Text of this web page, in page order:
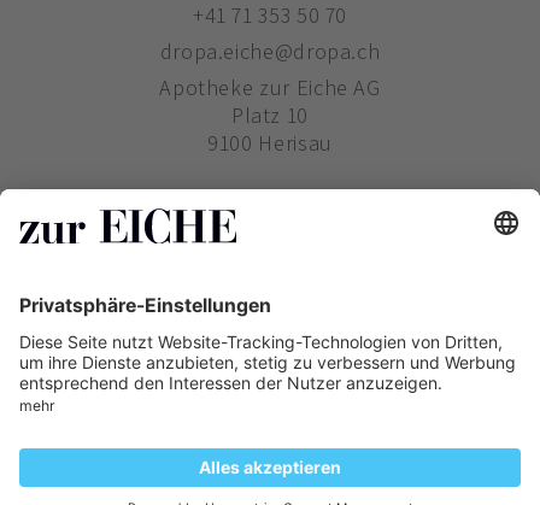
+41 71 353 50 70
dropa.eiche@dropa.ch
Apotheke zur Eiche AG
Platz 10
9100 Herisau
ZUR EICHE
PHARMAVERTRIEB
Copyright ©Zur Eiche2019